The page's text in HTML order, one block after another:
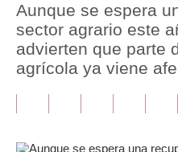
Finanzas Personales
Inmobiliarias
Plus G
Aunque se espera
sector agrario este
advierten que parte
agrícola ya viene